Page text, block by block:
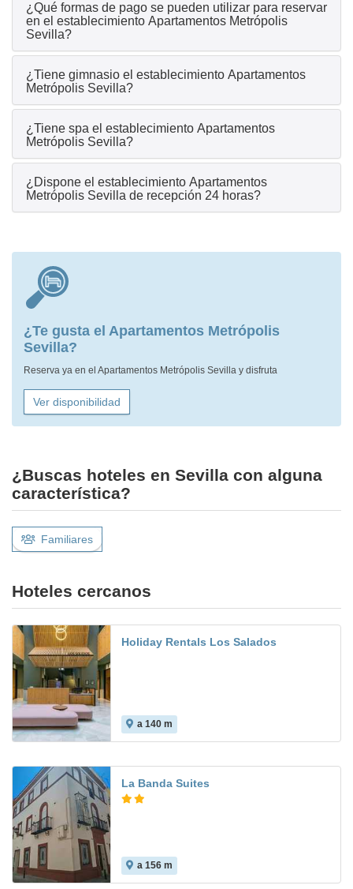
¿Qué formas de pago se pueden utilizar para reservar
en el establecimiento Apartamentos Metrópolis
Sevilla?
¿Tiene gimnasio el establecimiento Apartamentos
Metrópolis Sevilla?
¿Tiene spa el establecimiento Apartamentos
Metrópolis Sevilla?
¿Dispone el establecimiento Apartamentos
Metrópolis Sevilla de recepción 24 horas?
¿Te gusta el Apartamentos Metrópolis
Sevilla?
Reserva ya en el Apartamentos Metrópolis Sevilla y disfruta
Ver disponibilidad
¿Buscas hoteles en Sevilla con alguna
característica?
Familiares
Hoteles cercanos
Holiday Rentals Los Salados
a 140 m
La Banda Suites
a 156 m